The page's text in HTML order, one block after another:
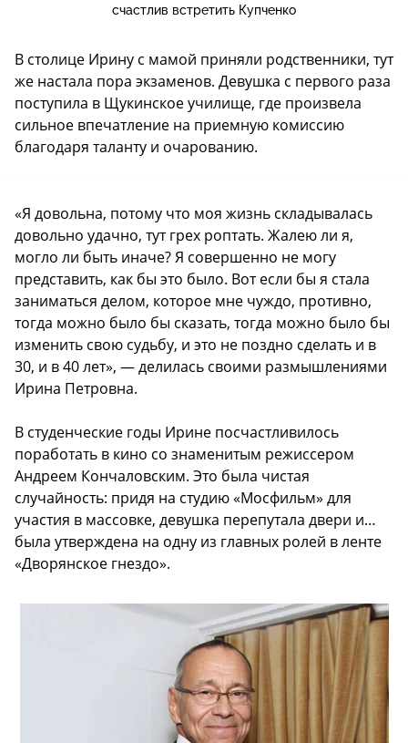
счастлив встретить Купченко
В столице Ирину с мамой приняли родственники, тут
же настала пора экзаменов. Девушка с первого раза
поступила в Щукинское училище, где произвела
сильное впечатление на приемную комиссию
благодаря таланту и очарованию.
«Я довольна, потому что моя жизнь складывалась
довольно удачно, тут грех роптать. Жалею ли я,
могло ли быть иначе? Я совершенно не могу
представить, как бы это было. Вот если бы я стала
заниматься делом, которое мне чуждо, противно,
тогда можно было бы сказать, тогда можно было бы
изменить свою судьбу, и это не поздно сделать и в
30, и в 40 лет», — делилась своими размышлениями
Ирина Петровна.
В студенческие годы Ирине посчастливилось
поработать в кино со знаменитым режиссером
Андреем Кончаловским. Это была чистая
случайность: придя на студию «Мосфильм» для
участия в массовке, девушка перепутала двери и…
была утверждена на одну из главных ролей в ленте
«Дворянское гнездо».